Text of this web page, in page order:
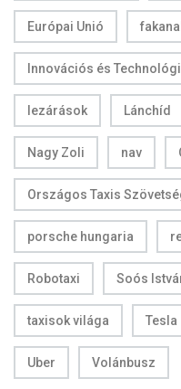
Európai Unió
Innovációs és
lezárások Lánchíd
Nagy Zoli nav
Országos Taxis
porsche hungaria
Robotaxi Soós
taxisok világa Tesla
Uber Volánbusz